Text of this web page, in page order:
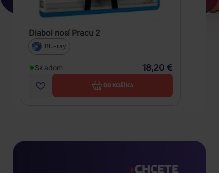
Diabol nosí Pradu 2
Blu-ray
Skladom 18,20 €
DO KOŠÍKA
CHCETE